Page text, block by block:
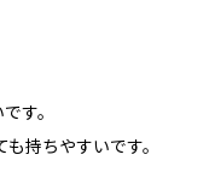
す。
持ちやすいです。